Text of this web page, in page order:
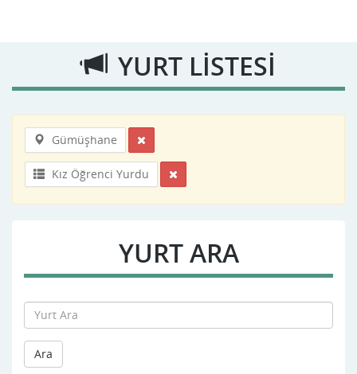
YURT LİSTESİ
Gümüşhane
Kız Öğrenci Yurdu
YURT ARA
Ara